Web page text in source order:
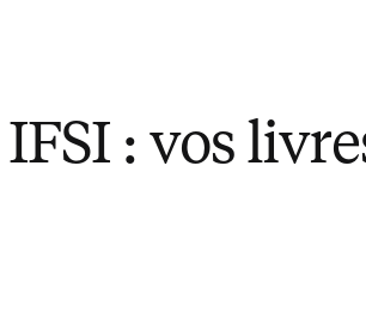
IFSI : vos